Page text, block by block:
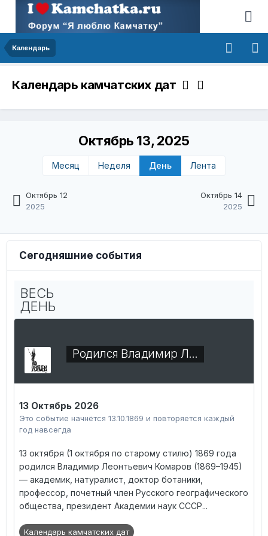
Календарь
Календарь камчатских дат
Октябрь 12
2025
Октябрь 13, 2025
Месяц Неделя День Лента
Октябрь 14
2025
Сегодняшние события
ВЕСЬ
ДЕНЬ
Родился Владимир Л…
13 Октябрь 2026
Это событие начнётся 13.10.1869 и повторяется каждый
год навсегда
13 октября (1 октября по старому стилю) 1869 года
родился Владимир Леонтьевич Комаров (1869–1945)
— академик, натуралист, доктор ботаники,
профессор, почетный член Русского географического
общества, президент Академии наук СССР...
Календарь камчатских дат